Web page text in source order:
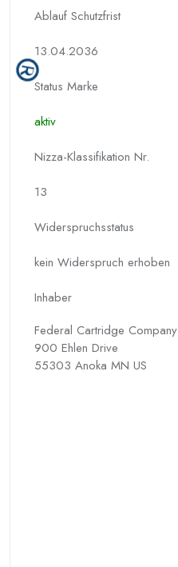
Ablauf Schutzfrist
13.04.2036
Status Marke
aktiv
Nizza-Klassifikation Nr.
13
Widerspruchs­status
kein Widerspruch erhoben
Inhaber
Federal Cartridge Company
900 Ehlen Drive
55303 Anoka MN US